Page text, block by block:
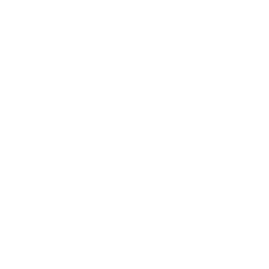
了承ください。
き作成されるも
をご了承くださ
です。
ありません。
です。
ず変更すること
1000ppm以下、
) : 1000ppm、
、
可)を取得する
これらの製造装
通知します。
ムロン制御